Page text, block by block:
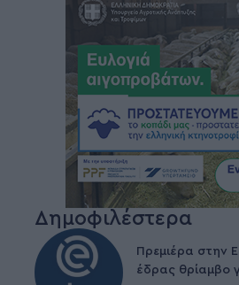
Δημοφιλέστερα
Πρεμιέρα στην
έδρας θρίαμβο